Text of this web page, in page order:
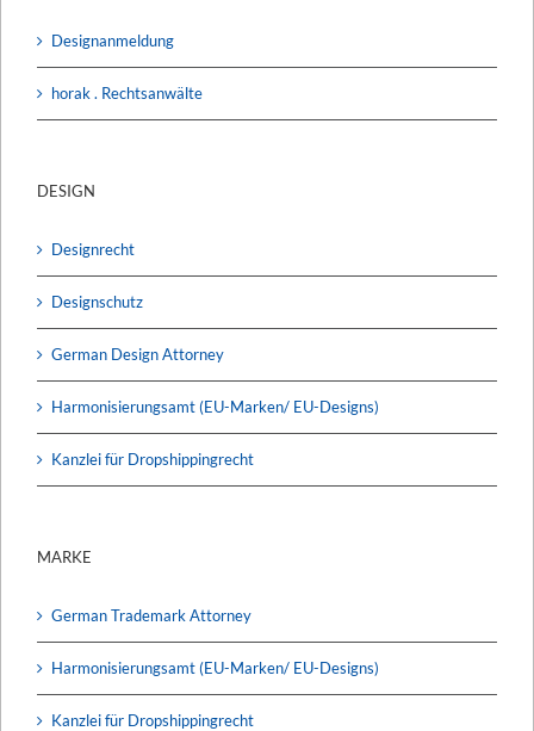
Designanmeldung
horak . Rechtsanwälte
DESIGN
Designrecht
Designschutz
German Design Attorney
Harmonisierungsamt (EU-Marken/ EU-Designs)
Kanzlei für Dropshippingrecht
MARKE
German Trademark Attorney
Harmonisierungsamt (EU-Marken/ EU-Designs)
Kanzlei für Dropshippingrecht